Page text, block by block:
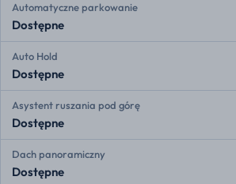
Automatyczne parkowanie
Dostępne
Auto Hold
Dostępne
Asystent ruszania pod górę
Dostępne
Dach panoramiczny
Dostępne